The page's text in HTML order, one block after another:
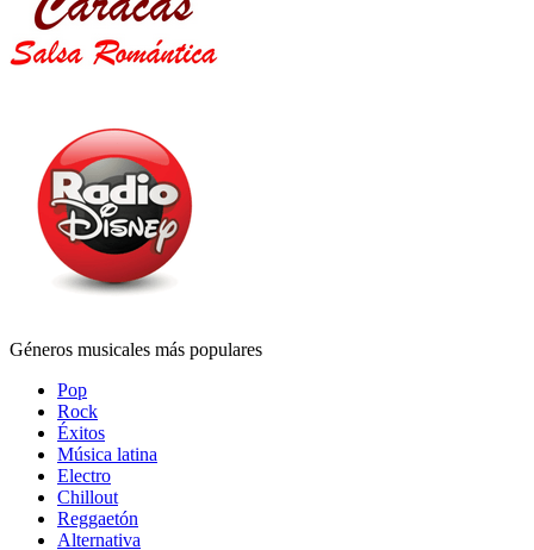
Géneros musicales más populares
Pop
Rock
Éxitos
Música latina
Electro
Chillout
Reggaetón
Alternativa